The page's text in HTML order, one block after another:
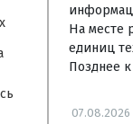
На месте
единиц
Позднее
07.08.2026